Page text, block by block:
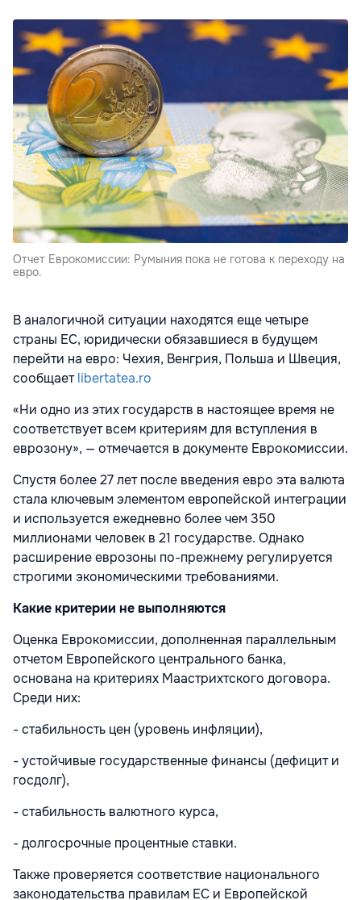
Отчет Еврокомиссии: Румыния пока не готова к переходу на
евро.
В аналогичной ситуации находятся еще четыре
страны ЕС, юридически обязавшиеся в будущем
перейти на евро: Чехия, Венгрия, Польша и Швеция,
сообщаетlibertatea.ro
«Ни одно из этих государств в настоящее время не
соответствует всем критериям для вступления в
еврозону», — отмечается в документе Еврокомиссии.
Спустя более 27 лет после введения евро эта валюта
стала ключевым элементом европейской интеграции
и используется ежедневно более чем 350
миллионами человек в 21 государстве. Однако
расширение еврозоны по-прежнему регулируется
строгими экономическими требованиями.
Какие критерии не выполняются
Оценка Еврокомиссии, дополненная параллельным
отчетом Европейского центрального банка,
основана на критериях Маастрихтского договора.
Среди них:
- стабильность цен (уровень инфляции),
- устойчивые государственные финансы (дефицит и
госдолг),
- стабильность валютного курса,
- долгосрочные процентные ставки.
Также проверяется соответствие национального
законодательства правилам ЕС и Европейской